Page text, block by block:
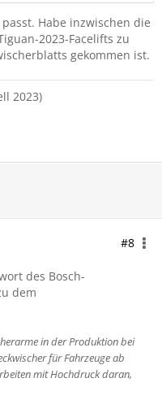
Habe inzwischen die
2023-Facelifts zu
gekommen ist.
2023)
#8
des Bosch-
dem
in der Produktion bei
für Fahrzeuge ab
mit Hochdruck daran,